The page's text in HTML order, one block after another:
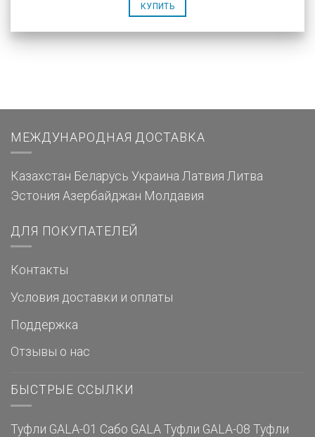
КУПИТЬ
МЕЖДУНАРОДНАЯ ДОСТАВКА
Казахстан Беларусь Украина Латвия Литва
Эстония Азербайджан Молдавия
ДЛЯ ПОКУПАТЕЛЕЙ
Контакты
Условия доставки и оплаты
Поддержка
Отзывы о нас
БЫСТРЫЕ ССЫЛКИ
Туфли GALA-01 Сабо GALA Туфли GALA-08 Туфли